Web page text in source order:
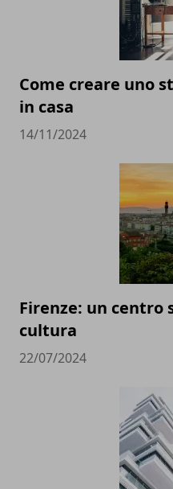
Come creare uno
in casa
14/11/2024
Firenze: un centro
cultura
22/07/2024